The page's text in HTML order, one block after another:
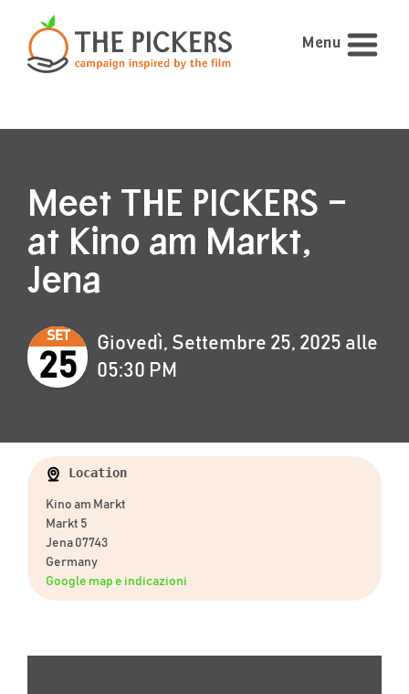
Menu
Meet THE PICKERS –
at Kino am Markt,
Jena
SET
25
Giovedì, Settembre 25, 2025 alle
05:30 PM
Location
Kino am Markt
Markt 5
Jena 07743
Germany
Google map e indicazioni